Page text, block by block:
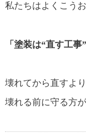
私たちはよくこう
「塗装は“直す工
壊れてから直すより
壊れる前に守る方